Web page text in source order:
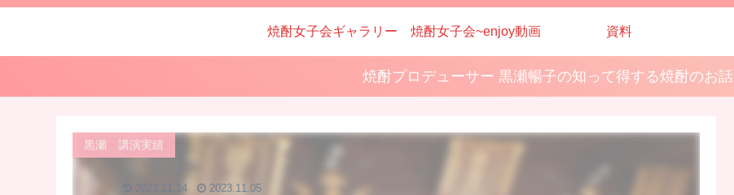
焼酎女子会ギャラリー 焼酎女子会~enjoy動画 資料
焼酎プロデューサー 黒瀬暢子の知って得する焼酎のお話
黒瀬 講演実績
2023.11.14 2023.11.05